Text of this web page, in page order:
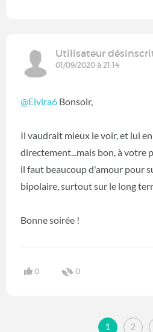
Utilisateur
01/09/2020 à 21:14
@Elvira6 Bonsoir,
Il vaudrait mieux le voir, et lui
directement...mais bon, à votre
il faut beaucoup d'amour pour
bipolaire, surtout sur le long
Bonne soirée !
0 0
1 2